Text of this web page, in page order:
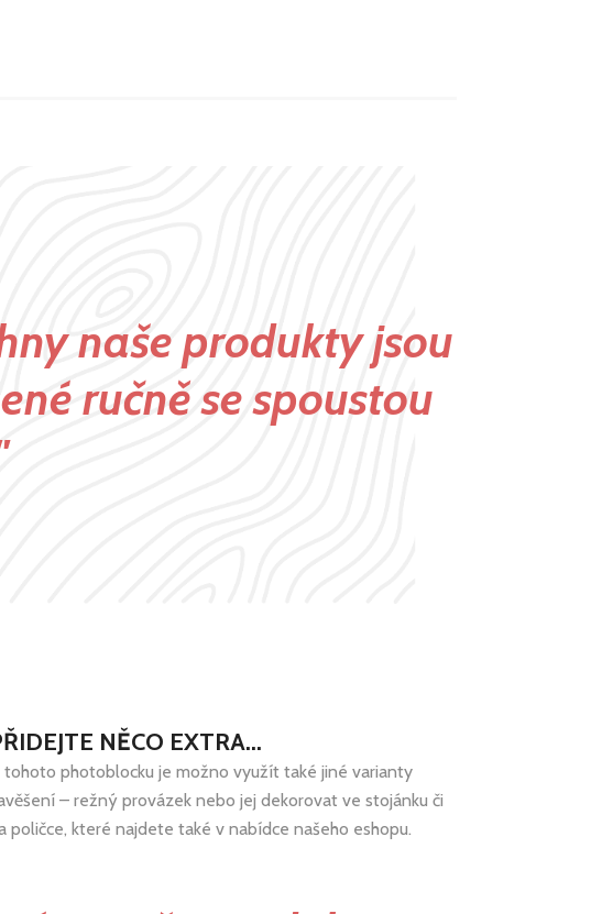
naše produkty jsou
ručně se spoustou
NĚCO EXTRA...
tohoto photoblocku je možno využít také jiné varianty
– režný provázek nebo jej dekorovat ve stojánku či
poličce, které najdete také v nabídce našeho eshopu.